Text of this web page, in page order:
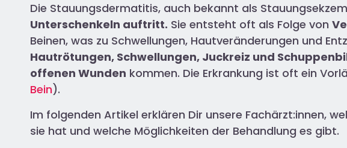
Die Stauungsdermatitis, auch bekannt als
Unterschenkeln auftritt. Sie entsteht oft als Folge von
Beinen, was zu Schwellungen, Hautveränderungen und
Hautrötungen, Schwellungen, Juckreiz und
offenen Wunden kommen. Die Erkrankung ist oft ein
Bein).
Im folgenden Artikel erklären Dir unsere Fachärzt:innen,
sie hat und welche Möglichkeiten der Behandlung es gibt.